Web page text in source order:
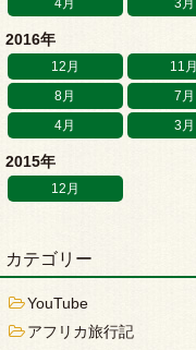
4月
3月
2016年
12月 11月
8月
7月
4月
3月
2015年
12月
カテゴリー
YouTube
アフリカ旅行記